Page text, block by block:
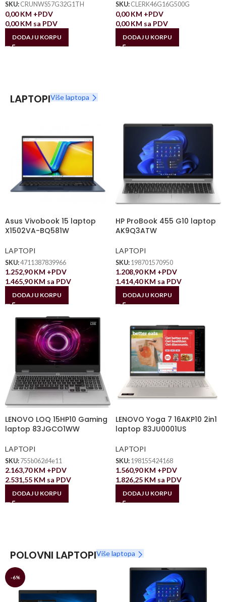
SKU: CRUNWS57G32G1TH
0,00KM +PDV
0,00KM sa PDV
DODAJ U KORPU
SKU: CLERK46G16G500G
0,00KM +PDV
0,00KM sa PDV
DODAJ U KORPU
LAPTOPIViše laptopa
Asus Vivobook 15 laptop
X1502VA-BQ581W
LAPTOPI
SKU:4711387839966
1.252,90KM +PDV
1.465,90KM sa PDV
DODAJ U KORPU
HP ProBook 455 G10 laptop
AK9Q3ATW
LAPTOPI
SKU: 198701570950
1.208,90KM +PDV
1.414,40KM sa PDV
DODAJ U KORPU
LENOVO LOQ 15HP10 Gaming
laptop 83JGCO1WW
LAPTOPI
SKU: 755b062d4e11
2.163,70KM +PDV
2.531,55 KM sa PDV
DODAJ U KORPU
LENOVO Yoga 7 16AKP10 2in1
laptop 83JU0001US
LAPTOPI
SKU: 198155424168
1.560,90KM +PDV
1.826,25 KM sa PDV
DODAJ U KORPU
POLOVNI LAPTOPIViše laptopa
-6%